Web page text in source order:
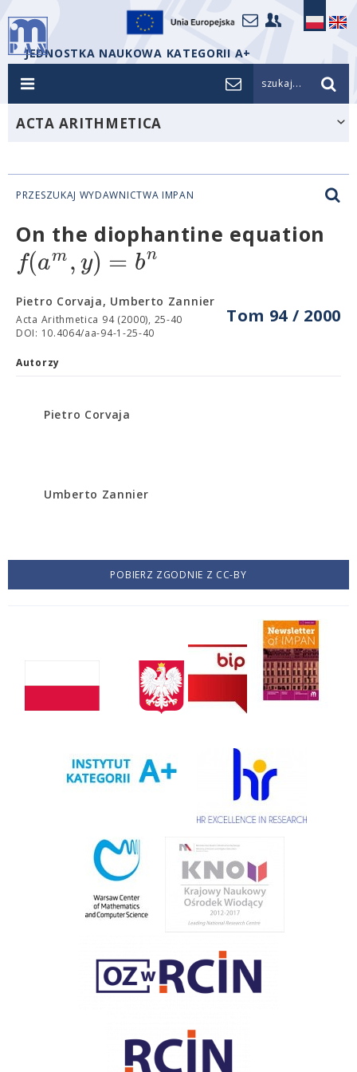
JEDNOSTKA NAUKOWA KATEGORII A+
szukaj...
ACTA ARITHMETICA
PRZESZUKAJ WYDAWNICTWA IMPAN
On the diophantine equation
f(am,y) = bn
Tom 94 / 2000
Pietro Corvaja, Umberto Zannier
Acta Arithmetica 94 (2000), 25-40
DOI: 10.4064/aa-94-1-25-40
Autorzy
Pietro Corvaja
Umberto Zannier
POBIERZ ZGODNIE Z CC-BY